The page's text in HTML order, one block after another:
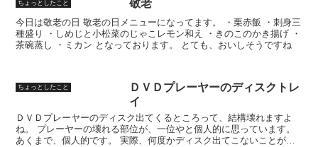
ちょっとしたこと 敬老
今日は敬老の日 敬老の日メニューになってます。 ・栗赤飯 ・刺身三
種盛り ・しめじと小松菜のじゃこレモン和え ・きのこのかき揚げ ・
茶碗蒸し ・ミカン となっております。 とても、おいしそうですね
ちょっとしたこと
ＤＶＤプレーヤーのディスクトレ
イ
ＤＶＤプレーヤーのディスク出てくるところって、結構壊れますよ
ね。 プレーヤーの壊れる部位が、一位やと個人的に思っています。
あくまで、個人的です。 実際、何度かディスク出てこないことがあ